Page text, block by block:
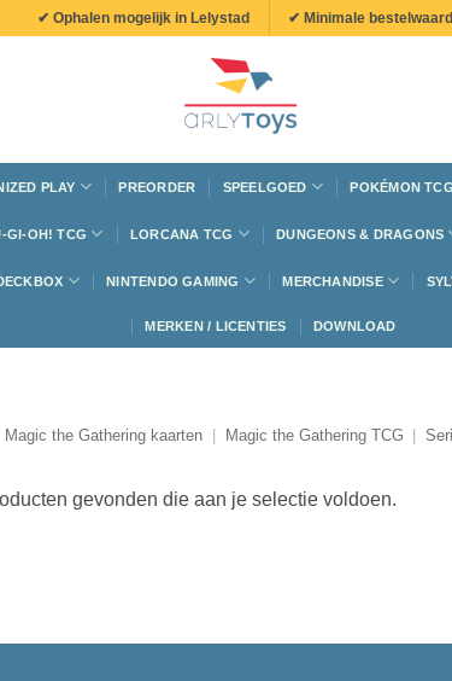
✔ Ophalen mogelijk in Lelystad ✔ Minimale
PLAY PREORDER SPEELGOED POKÉMON TCG
GI-OH! TCG LORCANA TCG DUNGEONS & DRAGONS
NINTENDO GAMING MERCHANDISE
MERKEN / LICENTIES DOWNLOAD
Magic the Gathering kaarten Magic the Gathering TCG
gevonden die aan je selectie voldoen.